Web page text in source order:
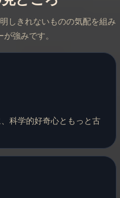
しきれないものの気配を組み
強みです。
科学的好奇心ともっと古